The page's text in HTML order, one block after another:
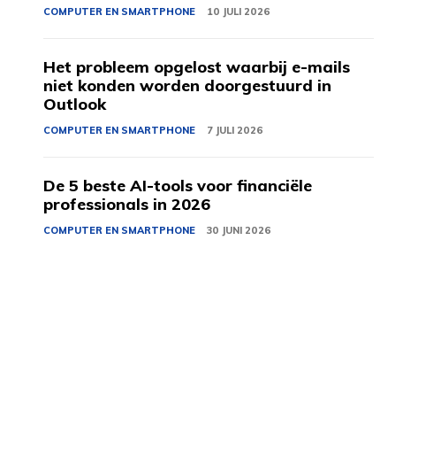
COMPUTER EN SMARTPHONE 10 JULI 2026
Het probleem opgelost waarbij e-mails
niet konden worden doorgestuurd in
Outlook
COMPUTER EN SMARTPHONE 7 JULI 2026
De 5 beste AI-tools voor financiële
professionals in 2026
COMPUTER EN SMARTPHONE 30 JUNI 2026